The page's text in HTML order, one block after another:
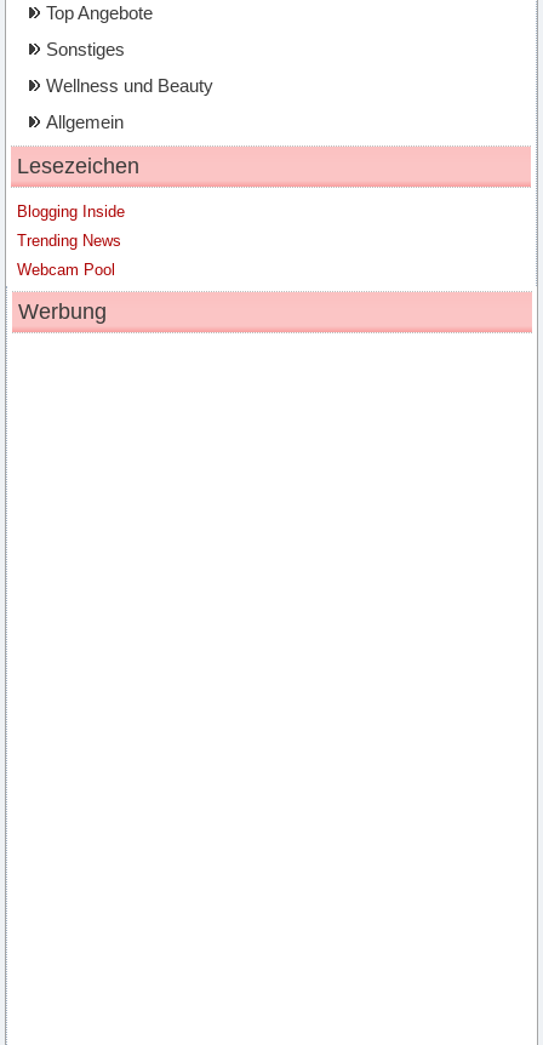
Top Angebote
Sonstiges
Wellness und Beauty
Allgemein
Lesezeichen
Blogging Inside
Trending News
Webcam Pool
Werbung